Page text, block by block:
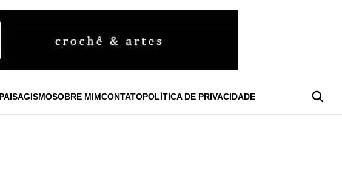
SOBRE MIMCONTATOPOLÍTICA DE PRIVACIDADE